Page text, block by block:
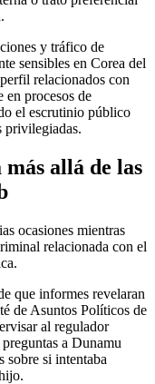
y tráfico de
sensibles en Corea del
relacionados con
procesos de
el escrutinio público
privilegiadas.
allá de las
ocasiones mientras
relacionada con el
que informes revelaran
de Asuntos Políticos de
al regulador
a Dunamu
sobre si intentaba